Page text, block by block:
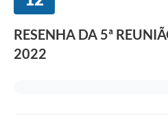
RESENHA DA 5ª
2022